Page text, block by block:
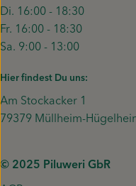
Di. 16:00 - 18:30
Fr. 16:00 - 18:30
Sa. 9:00 - 13:00
Hier findest Du uns:
Am Stockacker 1
79379 Müllheim-
© 2025 Piluweri GbR